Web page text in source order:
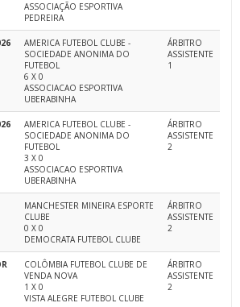
ASSOCIAÇÃO ESPORTIVA
PEDREIRA
AMERICA FUTEBOL CLUBE -
SOCIEDADE ANONIMA DO
FUTEBOL
6 X 0
ASSOCIACAO ESPORTIVA
UBERABINHA
ÁRBITRO
ASSISTENTE
1
AMERICA FUTEBOL CLUBE -
SOCIEDADE ANONIMA DO
FUTEBOL
3 X 0
ASSOCIACAO ESPORTIVA
UBERABINHA
ÁRBITRO
ASSISTENTE
2
MANCHESTER MINEIRA ESPORTE
CLUBE
0 X 0
DEMOCRATA FUTEBOL CLUBE
ÁRBITRO
ASSISTENTE
2
COLÔMBIA FUTEBOL CLUBE DE
VENDA NOVA
1 X 0
VISTA ALEGRE FUTEBOL CLUBE
ÁRBITRO
ASSISTENTE
2